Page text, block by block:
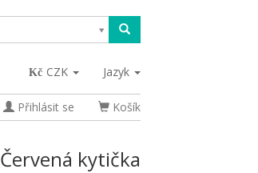
CZK Jazyk
Přihlásit se Košík
Červená kytička